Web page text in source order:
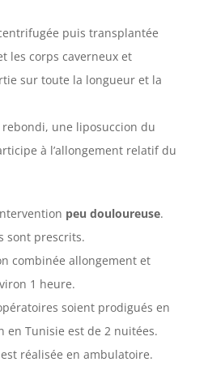
puis transplantée
les corps caverneux et
sur toute la longueur et la
une liposuccion du
à l’allongement relatif du
peu douloureuse.
sont prescrits.
combinée allongement et
1 heure.
soient prodigués en
en Tunisie est de 2 nuitées.
réalisée en ambulatoire.